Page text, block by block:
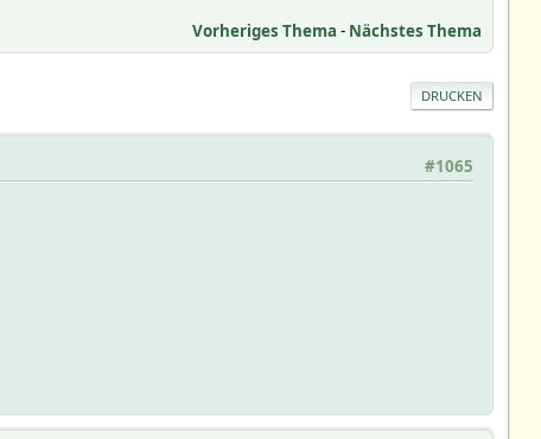
Vorheriges Thema - Nächstes Thema
DRUCKEN
#1065